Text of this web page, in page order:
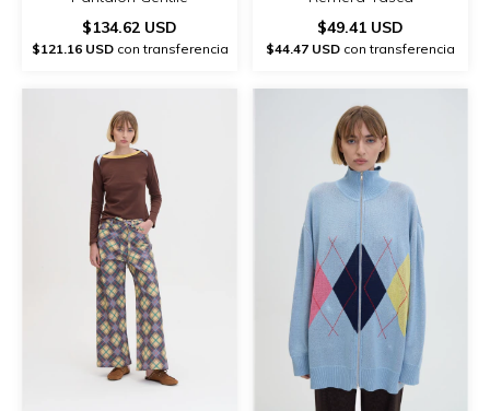
$134.62 USD
$121.16 USDcon transferencia
$49.41 USD
$44.47 USD con transferencia